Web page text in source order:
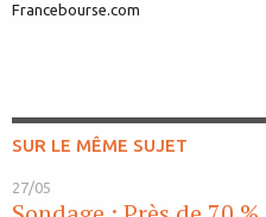
Francebourse.com
SUR LE MÊME SUJET
27/05